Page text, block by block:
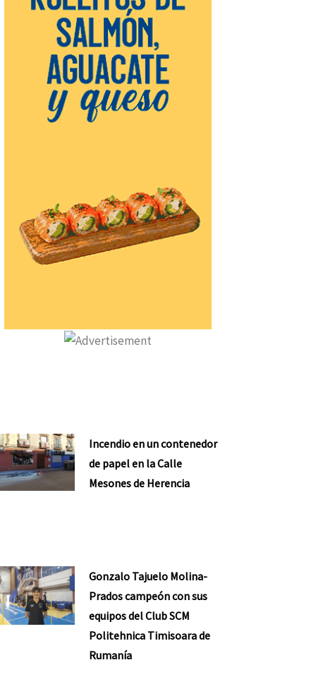
Incendio en un contenedor
de papel en la Calle
Mesones de Herencia
Gonzalo Tajuelo Molina-
Prados campeón con sus
equipos del Club SCM
Politehnica Timisoara de
Rumanía